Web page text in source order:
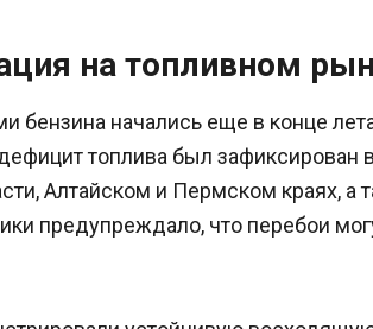
на топливном
бензина начались еще в конце
топлива был зафиксирован
Алтайском и Пермском краях, а
предупреждало, что перебои